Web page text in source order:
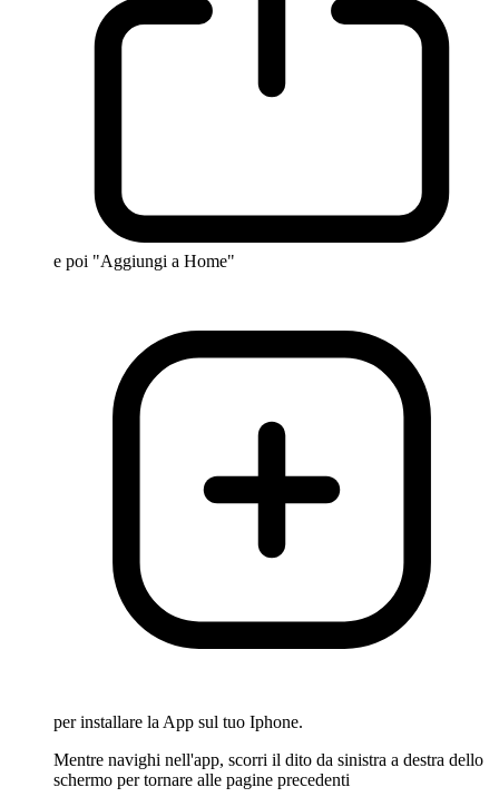
e poi "Aggiungi a Home"
per installare la App sul tuo Iphone.
Mentre navighi nell'app, scorri il dito da sinistra a destra dello
schermo per tornare alle pagine precedenti